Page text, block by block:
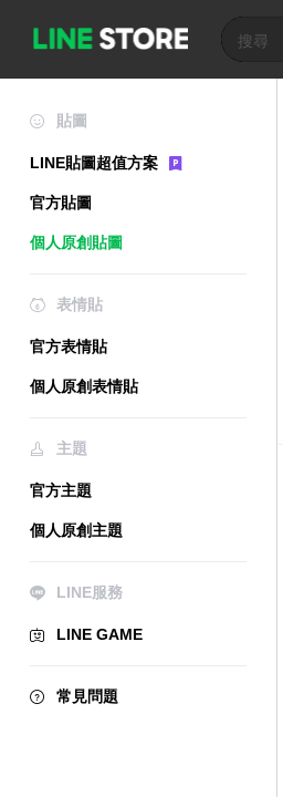
貼圖
LINE貼圖超值方案
官方貼圖
個人原創貼圖
表情貼
官方表情貼
個人原創表情貼
主題
官方主題
個人原創主題
LINE服務
LINE GAME
常見問題